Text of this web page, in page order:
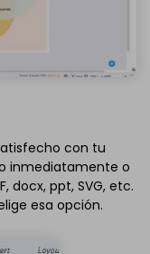
con tu
inmediatamente o
docx, ppt, SVG, etc.
esa opción.